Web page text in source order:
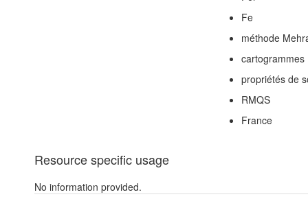
Fe
méthode
cartogrammes
propriétés de
RMQS
France
Resource specific usage
No information provided.